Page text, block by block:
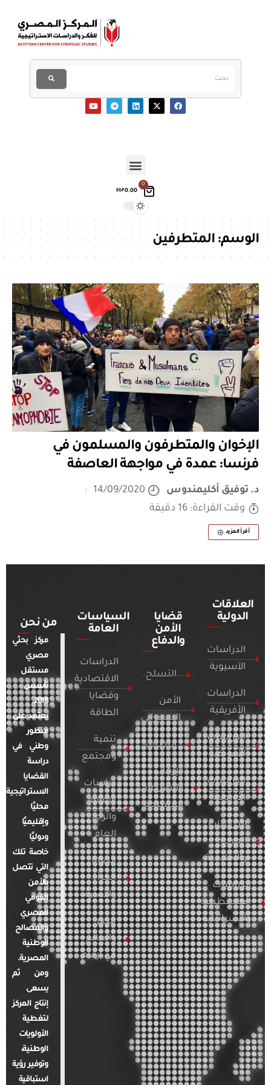
0
EGP0.00
الوسم:المتطرفين
الإخوان والمتطرفون والمسلمون في
فرنسا: عمدة في مواجهة العاصفة
د. توفيق أكليمندوس
14/09/2020
وقت القراءة: 16 دقيقة
أقرأ المزيد
العلاقات
الدولية
الدراسات
الآسيوية
الدراسات
الأفريقية
الدراسات
الأمريكية
الدراسات
الأوروبية
الدراسات
العربية
والإقليمية
الدراسات
الفلسطينية
والإسرائيلية
قضايا
الأمن
والدفاع
التسلح
الأمن
السيبراني
التطرف
الإرهاب
والصراعات
المسلحة
السياسات
العامة
الدراسات
الاقتصادية
وقضايا
الطاقة
تنمية
ومجتمع
دراسات
الإعلام
والرأي
العام
قضايا
المرأة
والأسرة
مصر
والعالم
في أرقام
من نحن
مركز بحثي
مصري
مستقل
تأسس
2018.
يعتمد على
منظور
وطني في
دراسة
القضايا
الاستراتيجية
محليًا
وإقليميًا
ودوليًا
خاصة تلك
التي تتصل
بالأمن
القومي
المصري
والمصالح
الوطنية
المصرية.
ومن ثم
يسعى
إنتاج المركز
لتغطية
الأولويات
الوطنية،
وتوفير رؤية
استباقية